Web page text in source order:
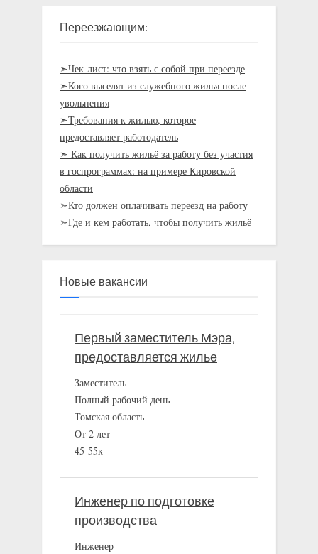
Переезжающим:
➣Чек-лист: что взять с собой при переезде
➣Кого выселят из служебного жилья после
увольнения
➣Требования к жилью, которое
предоставляет работодатель
➣ Как получить жильё за работу без участия
в госпрограммах: на примере Кировской
области
➣Кто должен оплачивать переезд на работу
➣Где и кем работать, чтобы получить жильё
Новые вакансии
Первый заместитель Мэра,
предоставляется жилье
Заместитель
Полный рабочий день
Томская область
От 2 лет
45-55к
Инженер по подготовке
производства
Инженер